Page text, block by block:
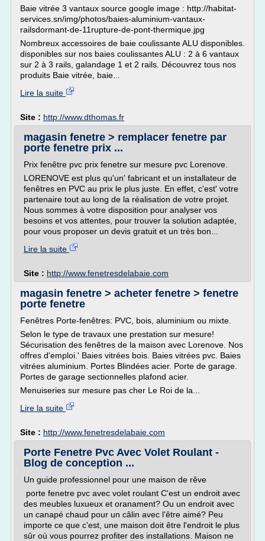
Baie vitrée 3 vantaux source google image : http://habitat-
services.sn/img/photos/baies-aluminium-vantaux-
railsdormant-de-11rupture-de-pont-thermique.jpg
Nombreux accessoires de baie coulissante ALU disponibles.
disponibles sur nos baies coulissantes ALU : 2 à 6 vantaux
sur 2 à 3 rails, galandage 1 et 2 rails. Découvrez tous nos
produits Baie vitrée, baie...
Lire la suite
Site : http://www.dthomas.fr
magasin fenetre > remplacer fenetre par
porte fenetre prix ...
Prix fenêtre pvc prix fenetre sur mesure pvc Lorenove.
LORENOVE est plus qu'un' fabricant et un installateur de
fenêtres en PVC au prix le plus juste. En effet, c'est' votre
partenaire tout au long de la réalisation de votre projet.
Nous sommes à votre disposition pour analyser vos
besoins et vos attentes, pour trouver la solution adaptée,
pour vous proposer un devis gratuit et un très bon...
Lire la suite
Site : http://www.fenetresdelabaie.com
magasin fenetre > acheter fenetre > fenetre
porte fenetre
Fenêtres Porte-fenêtres: PVC, bois, aluminium ou mixte.
Selon le type de travaux une prestation sur mesure!
Sécurisation des fenêtres de la maison avec Lorenove. Nos
offres d'emploi.' Baies vitrées bois. Baies vitrées pvc. Baies
vitrées aluminium. Portes Blindées acier. Porte de garage.
Portes de garage sectionnelles plafond acier.
Menuiseries sur mesure pas cher Le Roi de la...
Lire la suite
Site : http://www.fenetresdelabaie.com
Porte Fenetre Pvc Avec Volet Roulant -
Blog de conception ...
Un guide professionnel pour une maison de rêve
porte fenetre pvc avec volet roulant C'est un endroit avec
des meubles luxueux et oranament? Ou un endroit avec
un canapé chaud pour un câlin avec l'être aimé? Peu
importe ce que c'est, une maison doit être l'endroit le plus
sûr où vous pourrez profiter des installations. Maison ne